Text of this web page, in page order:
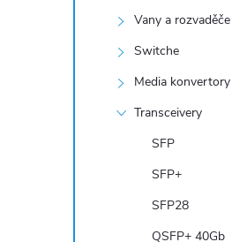
Vany a rozvaděče
Switche
Media konvertory
Transceivery
SFP
SFP+
SFP28
QSFP+ 40Gb